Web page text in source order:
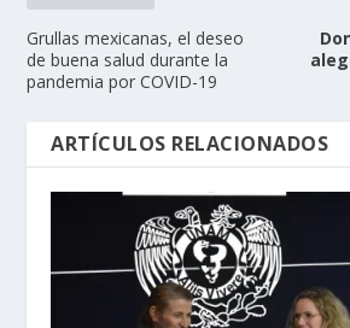
Grullas mexicanas, el deseo
de buena salud durante la
pandemia por COVID-19
ARTÍCULOS RELACIONADOS